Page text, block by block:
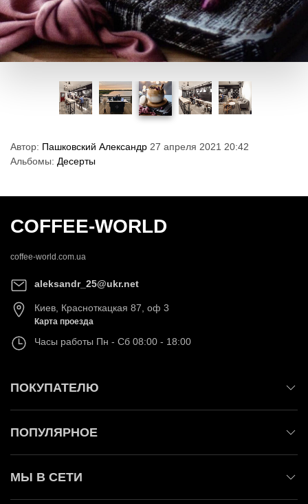
Автор: Пашковский Александр 27 апреля 2021 20:42
Альбомы: Десерты
COFFEE-WORLD
coffee-world.com.ua
aleksandr_25@ukr.net
Киев Красноткацкая 87, оф 3
Карта проезда
Часы работы Пн - Сб 08:00 - 18:00
ПОКУПАТЕЛЮ
ПОПУЛЯРНОЕ
МЫ В СЕТИ